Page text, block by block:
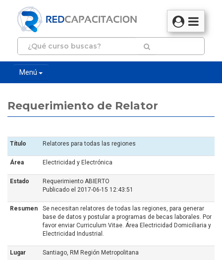
Menú
Requerimiento de Relator
Título Relatores para todas las regiones
Área Electricidad y Electrónica
Estado
Requerimiento ABIERTO
Publicado el 2017-06-15 12:43:51
Resumen
Se necesitan relatores de todas las regiones, para generar
base de datos y postular a programas de becas laborales. Por
favor enviar Curriculum Vitae. Área Electricidad Domiciliaria y
Electricidad Industrial.
Lugar Santiago, RM Región Metropolitana